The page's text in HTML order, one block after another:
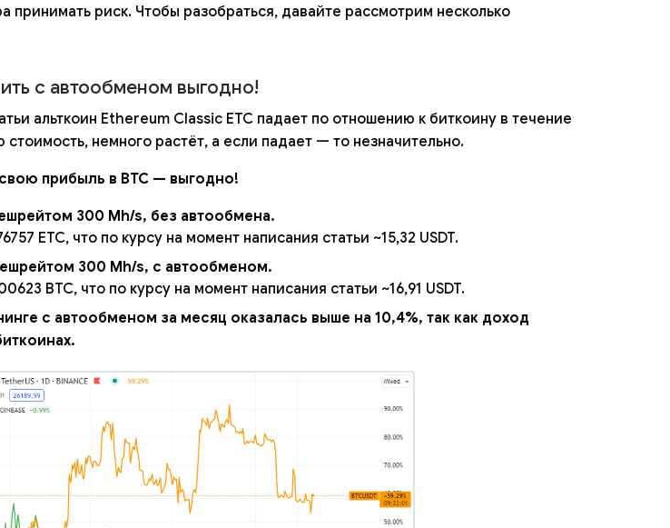
принимать риск. Чтобы разобраться, давайте рассмотрим несколько
с автообменом выгодно!
альткоин Ethereum Classic ETC падает по отношению к биткоину в течение
стоимость, немного растёт, а если падает — то незначительно.
прибыль в BTC — выгодно!
300 Mh/s, без автообмена.
ETC, что по курсу на момент написания статьи ~15,32 USDT.
300 Mh/s, с автообменом.
BTC, что по курсу на момент написания статьи ~16,91 USDT.
с автообменом за месяц оказалась выше на 10,4%, так как доход